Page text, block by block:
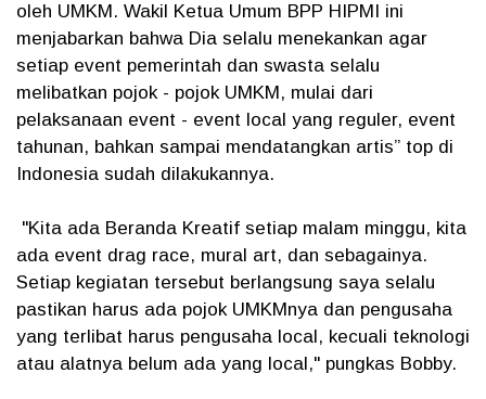
oleh UMKM. Wakil Ketua Umum BPP HIPMI ini
menjabarkan bahwa Dia selalu menekankan agar
setiap event pemerintah dan swasta selalu
melibatkan pojok - pojok UMKM, mulai dari
pelaksanaan event - event local yang reguler, event
tahunan, bahkan sampai mendatangkan artis” top di
Indonesia sudah dilakukannya.
"Kita ada Beranda Kreatif setiap malam minggu, kita
ada event drag race, mural art, dan sebagainya.
Setiap kegiatan tersebut berlangsung saya selalu
pastikan harus ada pojok UMKMnya dan pengusaha
yang terlibat harus pengusaha local, kecuali teknologi
atau alatnya belum ada yang local," pungkas Bobby.